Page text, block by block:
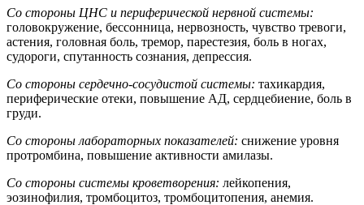
Со стороны ЦНС и периферической нервной системы:
головокружение, бессонница, нервозность, чувство тревоги,
астения, головная боль, тремор, парестезия, боль в ногах,
судороги, спутанность сознания, депрессия.
Со стороны сердечно-сосудистой системы: тахикардия,
периферические отеки, повышение АД, сердцебиение, боль в
груди.
Со стороны лабораторных показателей: снижение уровня
протромбина, повышение активности амилазы.
Со стороны системы кроветворения: лейкопения,
эозинофилия, тромбоцитоз, тромбоцитопения, анемия.